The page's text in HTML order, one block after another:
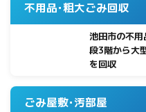
不用品･粗大ごみ回収
池田市の不
段3階から大
を回収
ごみ屋敷･汚部屋